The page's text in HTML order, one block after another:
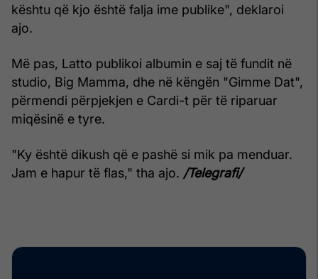
kështu që kjo është falja ime publike", deklaroi
ajo.
Më pas, Latto publikoi albumin e saj të fundit në
studio, Big Mamma, dhe në këngën "Gimme Dat",
përmendi përpjekjen e Cardi-t për të riparuar
miqësinë e tyre.
"Ky është dikush që e pashë si mik pa menduar.
Jam e hapur të flas," tha ajo. /Telegrafi/